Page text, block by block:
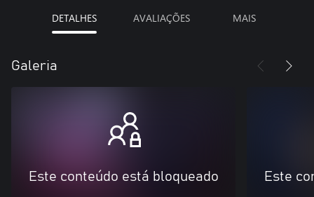
DETALHES AVALIAÇÕES MAIS
Galeria
Este conteúdo está bloqueado Este